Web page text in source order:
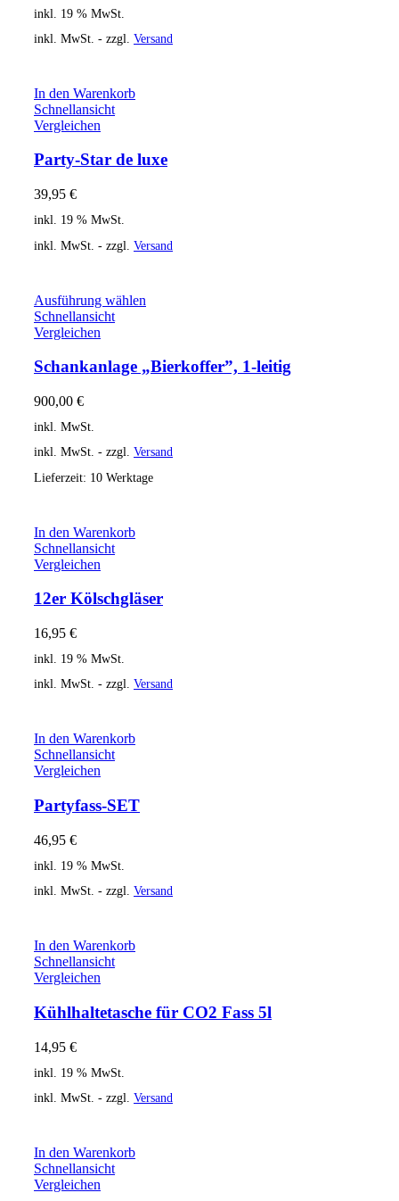
inkl. 19 % MwSt.
inkl. MwSt. - zzgl. Versand
In den Warenkorb
Schnellansicht
Vergleichen
Party-Star de luxe
39,95 €
inkl. 19 % MwSt.
inkl. MwSt. - zzgl. Versand
Ausführung wählen
Schnellansicht
Vergleichen
Schankanlage „Bierkoffer”, 1-leitig
900,00 €
inkl. MwSt.
inkl. MwSt. - zzgl. Versand
Lieferzeit: 10 Werktage
In den Warenkorb
Schnellansicht
Vergleichen
12er Kölschgläser
16,95 €
inkl. 19 % MwSt.
inkl. MwSt. - zzgl. Versand
In den Warenkorb
Schnellansicht
Vergleichen
Partyfass-SET
46,95 €
inkl. 19 % MwSt.
inkl. MwSt. - zzgl. Versand
In den Warenkorb
Schnellansicht
Vergleichen
Kühlhaltetasche für CO2 Fass 5l
14,95 €
inkl. 19 % MwSt.
inkl. MwSt. - zzgl. Versand
In den Warenkorb
Schnellansicht
Vergleichen